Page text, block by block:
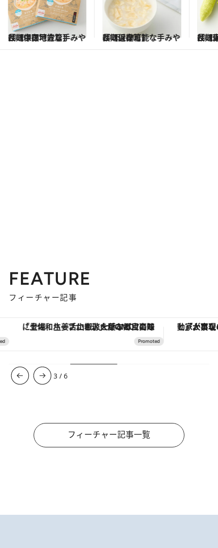
2026.1.21
長期保存可能な手みやげ【中国地方篇】 2026.1.20
長期保存可能な手みやげ【近畿篇】 長期保存可能
FEATURE
フィーチャー記事
「大事なのは地域の意識を変えること」。ロレックス賞受賞の自然保護活動家が実現させたナイジェリアの自然環境の復活 【銀座で出合う最旬美容】美髪ケアや上
4 /6
フィーチャー記事一覧